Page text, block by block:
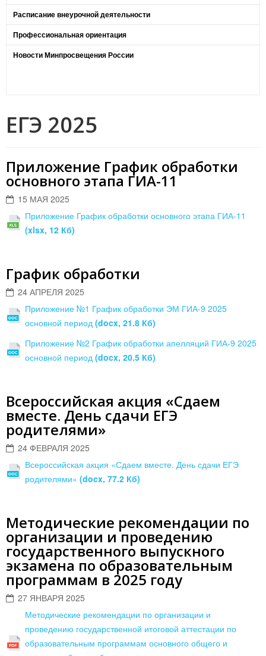
Расписание внеурочной деятельности
Профессиональная ориентация
Новости Минпросвещения России
ЕГЭ 2025
Приложение График обработки
основного этапа ГИА-11
15 МАЯ 2025
Приложение График обработки основного этапа ГИА-11
(xlsx, 12 Кб)
График обработки
24 АПРЕЛЯ 2025
Приложение №1 График обработки ЭМ ГИА-9 2025
основной период (docx, 21.8 Кб)
Приложение №2 График обработки апелляций ГИА-9 2025
основной период (docx, 20.5 Кб)
Всероссийская акция «Сдаем
вместе. День сдачи ЕГЭ
родителями»
24 ФЕВРАЛЯ 2025
Всероссийская акция «Сдаем вместе. День сдачи ЕГЭ
родителями» (docx, 77.2 Кб)
Методические рекомендации по
организации и проведению
государственного выпускного
экзамена по образовательным
программам в 2025 году
27 ЯНВАРЯ 2025
Методические рекомендации по организации и
проведению государственной итоговой аттестации по
образовательным программам основного общего и